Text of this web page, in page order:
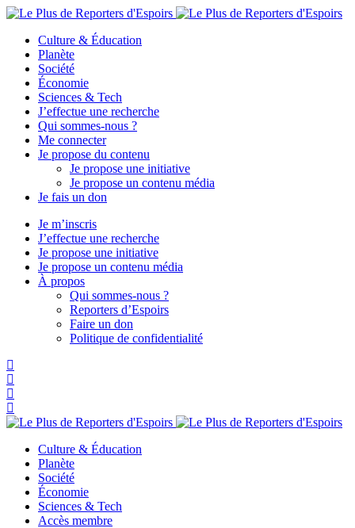
Culture & Éducation
Planète
Société
Économie
Sciences & Tech
J’effectue une recherche
Qui sommes-nous ?
Me connecter
Je propose du contenu
Je propose une initiative
Je propose un contenu média
Je fais un don
Je m’inscris
J’effectue une recherche
Je propose une initiative
Je propose un contenu média
À propos
Qui sommes-nous ?
Reporters d’Espoirs
Faire un don
Politique de confidentialité
Culture & Éducation
Planète
Société
Économie
Sciences & Tech
Accès membre